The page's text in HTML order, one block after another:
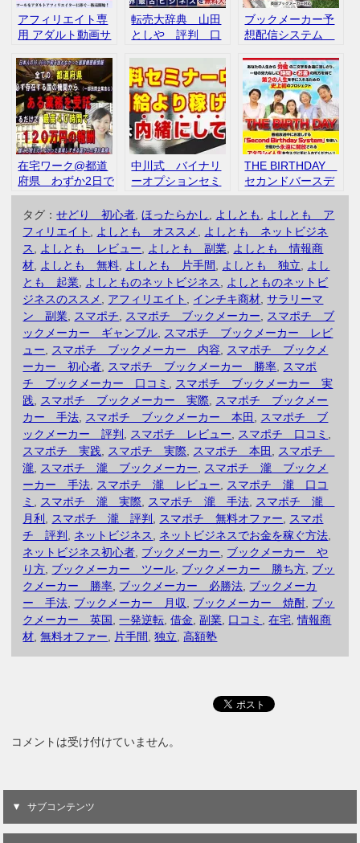
アフィリエイト専
用 アダルト動画サ
【無双マイスタ
ー】 評判 口コミ
転売大辞典 山田
としや 評判 口
ブックメーカー予
想配信システム
ーティア 評判
口コミ
在宅ワーク@都道
府県 わずか2日で
40万円稼げる誰も
知らなかった秘密
の内容をご紹介
評判 口コミ
中川式 バイナリ
ーオプションセミ
ナー スマホ２回タ
ップ 評判 口コ
ミ
THE BIRTHDAY
セカンドバースデ
ー 池田よしふ
み 評判 口コミ
タグ：せどり 初心者 ,ほったらかし よしとも
よしとも ア
フィリエイト
よしとも オススメ
よしとも ネットビジネ
ス
よしとも レビュー よしとも 副業
よしとも 情報商
材
よしとも 無料 よしとも 片手間 よしとも 独立
よし
とも 起業
よしとものネットビジネス
よしとものネットビ
ジネスのススメ
アフィリエイト インチキ商材 ,サラリーマ
ン 副業
スマポチ スマポチ ブックメーカー
スマポチ ブ
ックメーカー ギャンブル
スマポチ ブックメーカー レビ
ュー
スマポチ ブックメーカー 内容
スマポチ ブックメ
ーカー 初心者
スマポチ ブックメーカー 勝率
スマポ
チ ブックメーカー 口コミ
スマポチ ブックメーカー 実
践
スマポチ ブックメーカー 実際
スマポチ ブックメー
カー 手法
スマポチ ブックメーカー 本田
スマポチ ブ
ックメーカー 評判
スマポチ レビュー スマポチ 口コミ
スマポチ 実践
スマポチ 実際 スマポチ 本田
スマポチ
瀧
スマポチ 瀧 ブックメーカー
スマポチ 瀧 ブックメ
ーカー 手法
スマポチ 瀧 レビュー
スマポチ 瀧 口コ
ミ
スマポチ 瀧 実際 スマポチ 瀧 手法
スマポチ 瀧
月利
スマポチ 瀧 評判 スマポチ 無料オファー
スマポ
チ 評判
ネットビジネス ネットビジネスでお金を稼ぐ方法
ネットビジネス初心者 ブックメーカー
ブックメーカー や
り方 ブックメーカー ツール ブックメーカー 勝ち方 ブッ
クメーカー 勝率 ブックメーカー 必勝法 ブックメーカ
ー 手法 ブックメーカー 月収 ブックメーカー 焼酎 ブッ
クメーカー 英国
,一発逆転 ,借金 ,副業 口コミ ,在宅 ,情報商
材 ,無料オファー 片手間 ,独立 ,高額塾
コメントは受け付けていません。
サブコンテンツ